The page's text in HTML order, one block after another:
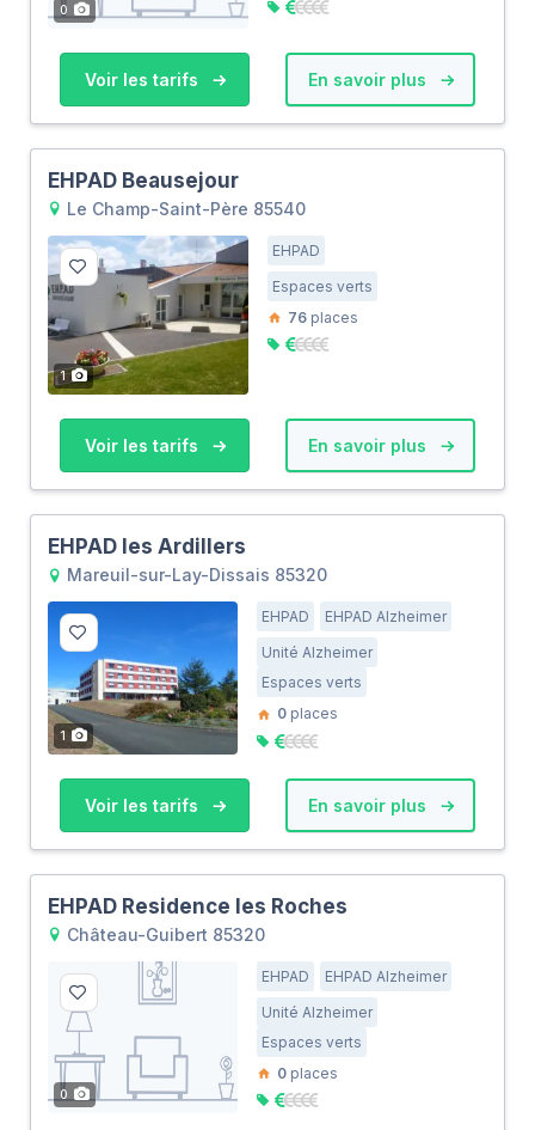
0
Voir les tarifs En savoir plus
EHPAD Beausejour
Le Champ-Saint-Père 85540
1
EHPAD
Espaces verts
76 places
Voir les tarifs En savoir plus
EHPAD les Ardillers
Mareuil-sur-Lay-Dissais 85320
1
EHPAD
EHPAD Alzheimer
Unité Alzheimer
Espaces verts
0 places
Voir les tarifs En savoir plus
EHPAD Residence les Roches
Château-Guibert 85320
0
EHPAD
EHPAD Alzheimer
Unité Alzheimer
Espaces verts
0 places